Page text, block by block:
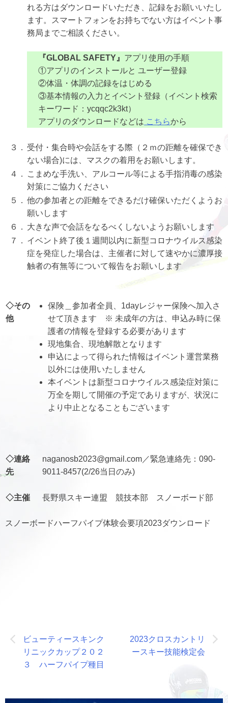
れる方はダウンロードいただき、記録をお願いいたし
ます。スマートフォンをお持ちでない方はイベント事
務局までご相談ください。
『GLOBAL SAFETY』 アプリ使用の手順
①アプリのインストールと ユーザー登録
②体温・体調の記録をはじめる
③基本情報の入力とイベント登録（イベント検索
キーワード：ycqqc2k3kt）
アプリのダウンロードなどは こちらから
３． 受付・集合時や会話をする際（２ｍの距離を確保でき
ない場合)には、マスクの着用をお願いします。
４．
こまめな手洗い、アルコール等による手指消毒の感染
対策にご協力ください
５． 他の参加者との距離をできるだけ確保いただくようお
願いします
６． 大きな声で会話をなるべくしないようお願いします
７． イベント終了後１週間以内に新型コロナウイルス感染
症を発症した場合は、主催者に対して速やかに濃厚接
触者の有無等について報告をお願いします
◇その
他
保険＿参加者全員、1dayレジャー保険へ加入さ
せて頂きます ※ 未成年の方は、申込み時に保
護者の情報を登録する必要があります
現地集合、現地解散となります
申込によって得られた情報はイベント運営業務
以外には使用いたしません
本イベントは新型コロナウイルス感染症対策に
万全を期して開催の予定でありますが、状況に
より中止となることもございます
◇連絡
先
naganosb2023@gmail.com／緊急連絡先：090-
9011-8457(2/26当日のみ)
◇主催 長野県スキー連盟 競技本部 スノーボード部
スノーボードハーフパイプ体験会要項2023ダウンロード
稿
ゲ
ビューティースキンク
リニックカップ２０２
３ ハーフパイプ種目
2023クロスカントリ
ースキー技能検定会